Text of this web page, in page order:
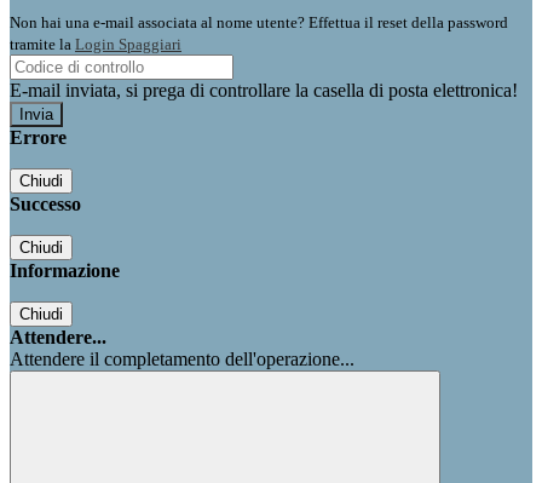
Non hai una e-mail associata al nome utente? Effettua il reset della password
tramite la Login Spaggiari
E-mail inviata, si prega di controllare la casella di posta elettronica!
Errore
Chiudi
Successo
Chiudi
Informazione
Chiudi
Attendere...
Attendere il completamento dell'operazione...